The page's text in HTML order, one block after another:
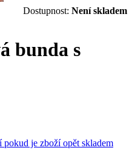
Dostupnost: Není skladem
bunda s
pokud je zboží opět skladem